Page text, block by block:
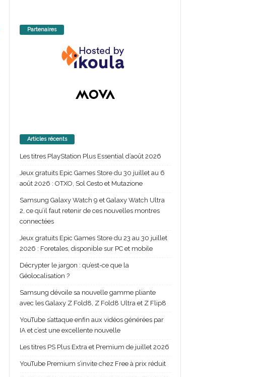
Partenaires
Articles récents
Les titres PlayStation Plus Essential d’août 2026
Jeux gratuits Epic Games Store du 30 juillet au 6
août 2026 : OTXO, Sol Cesto et Mutazione
Samsung Galaxy Watch 9 et Galaxy Watch Ultra
2, ce qu’il faut retenir de ces nouvelles montres
connectées
Jeux gratuits Epic Games Store du 23 au 30 juillet
2026 : Foretales, disponible sur PC et mobile
Décrypter le jargon : qu’est-ce que la
Géolocalisation ?
Samsung dévoile sa nouvelle gamme pliante
avec les Galaxy Z Fold8, Z Fold8 Ultra et Z Flip8
YouTube s’attaque enfin aux vidéos générées par
IA et c’est une excellente nouvelle
Les titres PS Plus Extra et Premium de juillet 2026
YouTube Premium s’invite chez Free à prix réduit